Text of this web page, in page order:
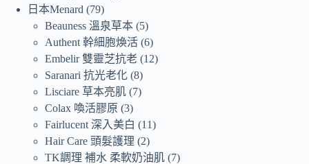
日本Menard
79
Beauness 溫泉草本 5
Authent 幹細胞煥活 6
Embelir 雙靈芝抗老 12
Saranari 抗光老化 8
Lisciare 草本亮肌 7
Colax 喚活膠原 3
Fairlucent 深入美白
11
Hair Care 頭髮護理
2
TK調理 補水 柔軟奶油肌 7